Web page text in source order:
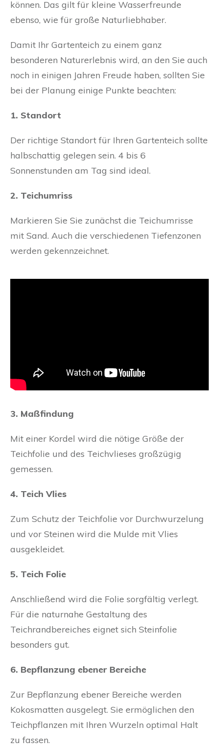
können. Das gilt für kleine Wasserfreunde
ebenso, wie für große Naturliebhaber.
Damit Ihr Gartenteich zu einem ganz
besonderen Naturerlebnis wird, an den Sie auch
noch in einigen Jahren Freude haben, sollten Sie
bei der Planung einige Punkte beachten:
1. Standort
Der richtige Standort für Ihren Gartenteich sollte
halbschattig gelegen sein. 4 bis 6
Sonnenstunden am Tag sind ideal.
2. Teichumriss
Markieren Sie Sie zunächst die Teichumrisse
mit Sand. Auch die verschiedenen Tiefenzonen
werden gekennzeichnet.
3. Maßfindung
Mit einer Kordel wird die nötige Größe der
Teichfolie und des Teichvlieses großzügig
gemessen.
4. Teich Vlies
Zum Schutz der Teichfolie vor Durchwurzelung
und vor Steinen wird die Mulde mit Vlies
ausgekleidet.
5. Teich Folie
Anschließend wird die Folie sorgfältig verlegt.
Für die naturnahe Gestaltung des
Teichrandbereiches eignet sich Steinfolie
besonders gut.
6. Bepflanzung ebener Bereiche
Zur Bepflanzung ebener Bereiche werden
Kokosmatten ausgelegt. Sie ermöglichen den
Teichpflanzen mit Ihren Wurzeln optimal Halt
zu fassen.